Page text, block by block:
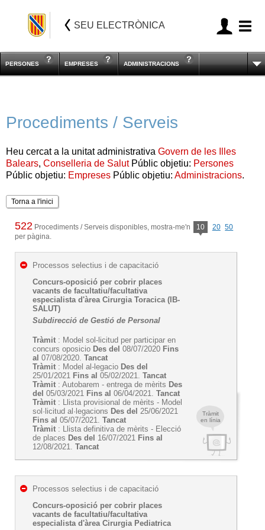
SEU ELECTRÒNICA
PERSONES EMPRESES ADMINISTRACIONS
Procediments / Serveis
Heu cercat a la unitat administrativa Govern de les Illes
Balears, Conselleria de SalutPúblic objetiu: Persones
Públic objetiu: Empreses Públic objetiu: Administracions.
Torna a l'inici
522 Procediments / Serveis disponibles, mostra-me'n 10 20 50
per pàgina.
Tràmit
en línia
Processos selectius i de capacitació
Concurs-oposició per cobrir places
vacants de facultatiu/facultativa
especialista d'àrea Cirurgia Toracica (IB-
SALUT)
Subdirecció de Gestió de Personal
Tràmit : Model sol-licitud per participar en
concurs oposicio Des del 08/07/2020 Fins
al 07/08/2020. Tancat
Tràmit : Model al-legacio Des del
25/01/2021 Fins al 05/02/2021. Tancat
Tràmit : Autobarem - entrega de mèrits Des
del 05/03/2021 Fins al 06/04/2021. Tancat
Tràmit : Llista provisional de mèrits - Model
sol·licitud al·legacions Des del 25/06/2021
Fins al 05/07/2021. Tancat
Tràmit : Llista definitiva de mèrits - Elecció
de places Des del 16/07/2021 Fins al
12/08/2021. Tancat
Processos selectius i de capacitació
Concurs-oposició per cobrir places
vacants de facultatiu/facultativa
especialista d'àrea Cirurgia Pediatrica